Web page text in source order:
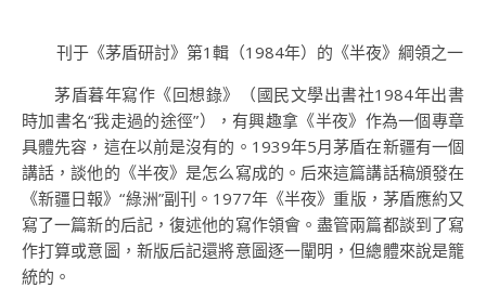
刊于《茅盾研討》第1輯（1984年）的《半夜》綱領之一
茅盾暮年寫作《回想錄》（國民文學出書社1984年出書
時加書名“我走過的途徑”），有興趣拿《半夜》作為一個專章
具體先容，這在以前是沒有的。1939年5月茅盾在新疆有一個
講話，談他的《半夜》是怎么寫成的。后來這篇講話稿頒發在
《新疆日報》“綠洲”副刊。1977年《半夜》重版，茅盾應約又
寫了一篇新的后記，復述他的寫作領會。盡管兩篇都談到了寫
作打算或意圖，新版后記還將意圖逐一闡明，但總體來說是籠
統的。